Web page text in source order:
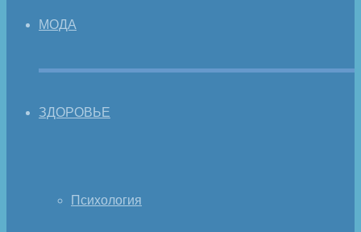
МОДА
ЗДОРОВЬЕ
Психология